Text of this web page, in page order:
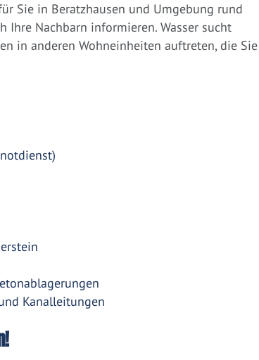
Sie in Beratzhausen und Umgebung rund
Ihre Nachbarn informieren. Wasser sucht
in anderen Wohneinheiten auftreten, die Sie
Kanalleitungen